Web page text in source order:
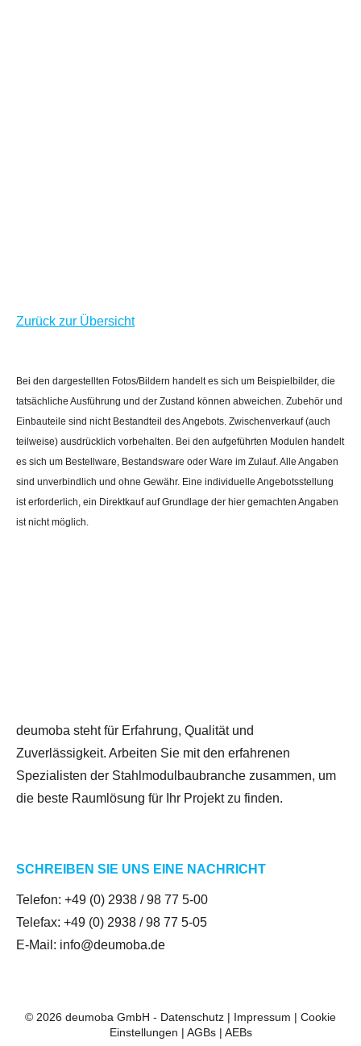
Zurück zur Übersicht
Bei den dargestellten Fotos/Bildern handelt es sich um Beispielbilder, die
tatsächliche Ausführung und der Zustand können abweichen. Zubehör und
Einbauteile sind nicht Bestandteil des Angebots. Zwischenverkauf (auch
teilweise) ausdrücklich vorbehalten. Bei den aufgeführten Modulen handelt
es sich um Bestellware, Bestandsware oder Ware im Zulauf. Alle Angaben
sind unverbindlich und ohne Gewähr. Eine individuelle Angebotsstellung
ist erforderlich, ein Direktkauf auf Grundlage der hier gemachten Angaben
ist nicht möglich.
deumoba steht für Erfahrung, Qualität und
Zuverlässigkeit. Arbeiten Sie mit den erfahrenen
Spezialisten der Stahlmodulbaubranche zusammen, um
die beste Raumlösung für Ihr Projekt zu finden.
SCHREIBEN SIE UNS EINE NACHRICHT
Telefon: +49 (0) 2938 / 98 77 5-00
Telefax: +49 (0) 2938 / 98 77 5-05
E-Mail: info@deumoba.de
© 2026 deumoba GmbH - Datenschutz | Impressum | Cookie
Einstellungen | AGBs| AEBs